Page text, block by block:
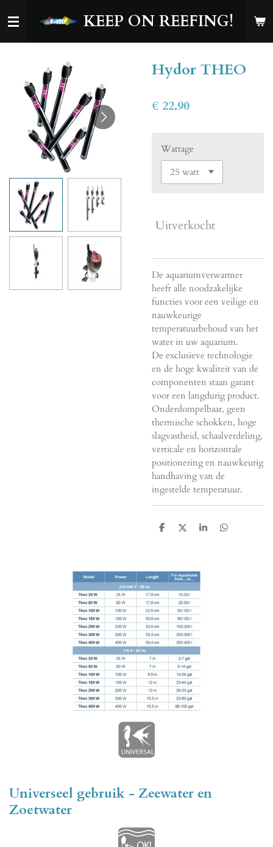
direct
hoofdinhoud
KEEP ON REEFING!
Hydor THEO
€ 22,90
Wattage
Uitverkocht
De aquariumverwarmer
heeft alle noodzakelijke
functies voor een veilige en
nauwkeurige
temperatuurbehoud van het
water in uw aquarium.
De exclusieve technologie
en de hoge kwaliteit van de
componenten staan garant
voor een langdurig product.
Onderdompelbaar, geen
thermische schokken, hoge
slagvastheid, schaalverdeling,
verticale en horizontale
positionering en nauwkeurig
handhaving van de
ingestelde temperatuur.
D
D
S
D
Universeel gebruik - Zeewater en
Zoetwater